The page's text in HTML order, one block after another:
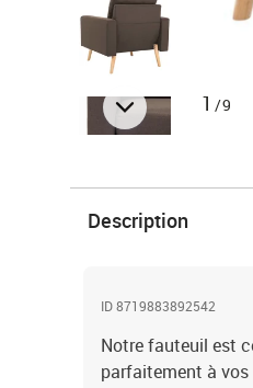
1 /9
Description
ID 8719883892542
Notre fauteuil est
parfaitement à vos